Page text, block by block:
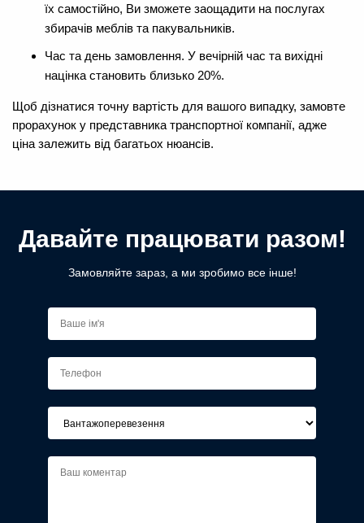
їх самостійно, Ви зможете заощадити на послугах
збирачів меблів та пакувальників.
Час та день замовлення. У вечірній час та вихідні
націнка становить близько 20%.
Щоб дізнатися точну вартість для вашого випадку, замовте
прорахунок у представника транспортної компанії, адже
ціна залежить від багатьох нюансів.
Давайте працювати разом!
Замовляйте зараз, а ми зробимо все інше!